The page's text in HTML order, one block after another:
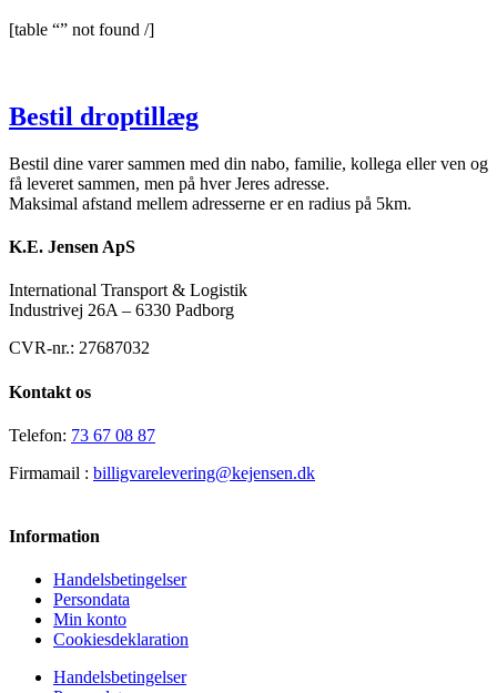
[table “” not found /]
Bestil droptillæg
Bestil dine varer sammen med din nabo, familie, kollega eller ven og
få leveret sammen, men på hver Jeres adresse.
Maksimal afstand mellem adresserne er en radius på 5km.
K.E. Jensen ApS
International Transport & Logistik
Industrivej 26A – 6330 Padborg
CVR-nr.: 27687032
Kontakt os
Telefon: 73 67 08 87
Firmamail : billigvarelevering@kejensen.dk
Information
Handelsbetingelser
Persondata
Min konto
Cookiesdeklaration
Handelsbetingelser